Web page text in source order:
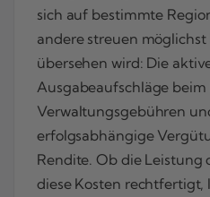
sich auf bestimmte
andere streuen
übersehen wird: Die
Ausgabeaufschläge
Verwaltungsgebühren
erfolgsabhängige
Rendite. Ob die Leistung
diese Kosten rechtfertigt,